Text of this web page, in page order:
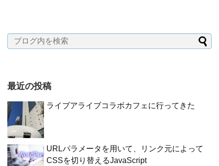
最近の投稿
ライブアライブコラボカフェに行ってきた
URLパラメータを用いて、リンク元によって
CSSを切り替えるJavaScript